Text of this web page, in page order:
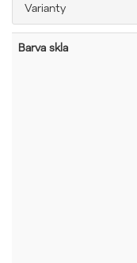
Varianty
Barva skla